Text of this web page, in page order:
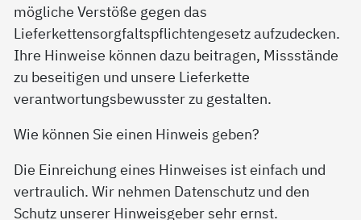
mögliche Verstöße gegen das
Lieferkettensorgfaltspflichtengesetz aufzudecken.
Ihre Hinweise können dazu beitragen, Missstände
zu beseitigen und unsere Lieferkette
verantwortungsbewusster zu gestalten.
Wie können Sie einen Hinweis geben?
Die Einreichung eines Hinweises ist einfach und
vertraulich. Wir nehmen Datenschutz und den
Schutz unserer Hinweisgeber sehr ernst.